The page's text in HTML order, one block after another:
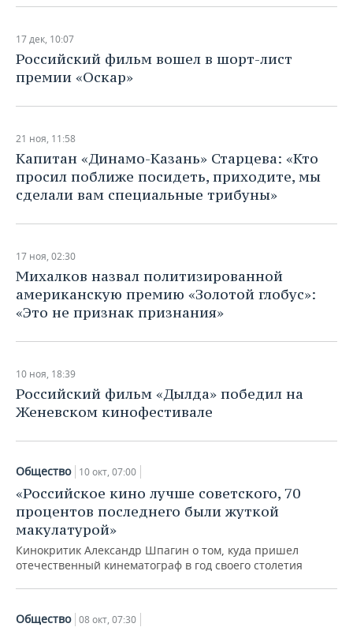
17 дек, 10:07
Российский фильм вошел в шорт-лист
премии «Оскар»
21 ноя, 11:58
Капитан «Динамо-Казань» Старцева: «Кто
просил поближе посидеть, приходите, мы
сделали вам специальные трибуны»
17 ноя, 02:30
Михалков назвал политизированной
американскую премию «Золотой глобус»:
«Это не признак признания»
10 ноя, 18:39
Российский фильм «Дылда» победил на
Женевском кинофестивале
Общество 10 окт, 07:00
«Российское кино лучше советского, 70
процентов последнего были жуткой
макулатурой»
Кинокритик Александр Шпагин о том, куда пришел
отечественный кинематограф в год своего столетия
Общество 08 окт, 07:30